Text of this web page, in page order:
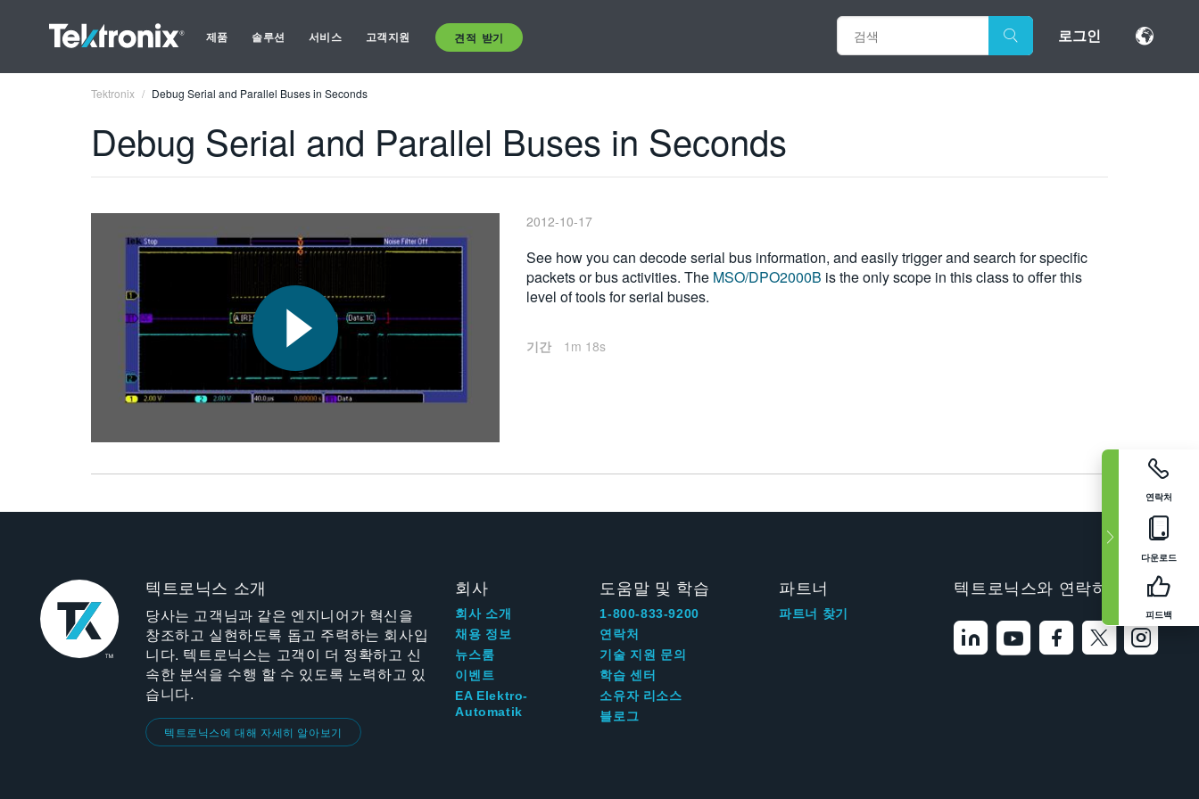
제품 솔루션 서비스 고객지원 견적 받기 로그인
연락처
다운로드
피드백
Tektronix Debug Serial and Parallel Buses in Seconds
Debug Serial and Parallel Buses in Seconds
2012-10-17
See how you can decode serial bus information, and easily trigger and search for specific
packets or bus activities. The MSO/DPO2000B is the only scope in this class to offer this
level of tools for serial buses.
기간 1m 18s
텍트로닉스 소개
당사는 고객님과 같은 엔지니어가 혁신을
창조하고 실현하도록 돕고 주력하는 회사입
니다. 텍트로닉스는 고객이 더 정확하고 신
속한 분석을 수행 할 수 있도록 노력하고 있
습니다.
텍트로닉스에 대해 자세히 알아보기
회사
회사 소개
채용 정보
뉴스룸
이벤트
EA Elektro-
Automatik
도움말 및 학습
1-800-833-9200
연락처
기술 지원 문의
학습 센터
소유자 리소스
블로그
파트너
파트너 찾기
텍트로닉스와 연락하기